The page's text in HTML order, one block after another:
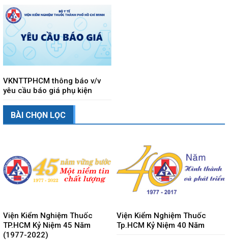
VKNTTPHCM thông báo v/v
yêu cầu báo giá phụ kiện
BÀI CHỌN LỌC
Viện Kiểm Nghiệm Thuốc
TP.HCM Kỷ Niệm 45 Năm
(1977-2022)
Viện Kiểm Nghiệm Thuốc
Tp.HCM Kỷ Niệm 40 Năm